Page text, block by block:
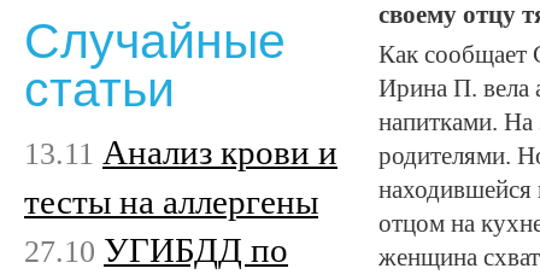
своему отцу
Как сообщает
Ирина П. вела
напитками. На
родителями.
находившейся
отцом на
женщина
Случайные
статьи
13.11 Анализ крови и
тесты на аллергены
27.10 УГИБДД по